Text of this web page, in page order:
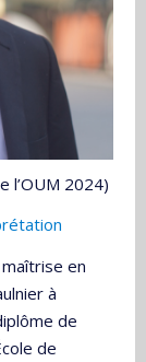
l’OUM 2024)
en
à
de
de